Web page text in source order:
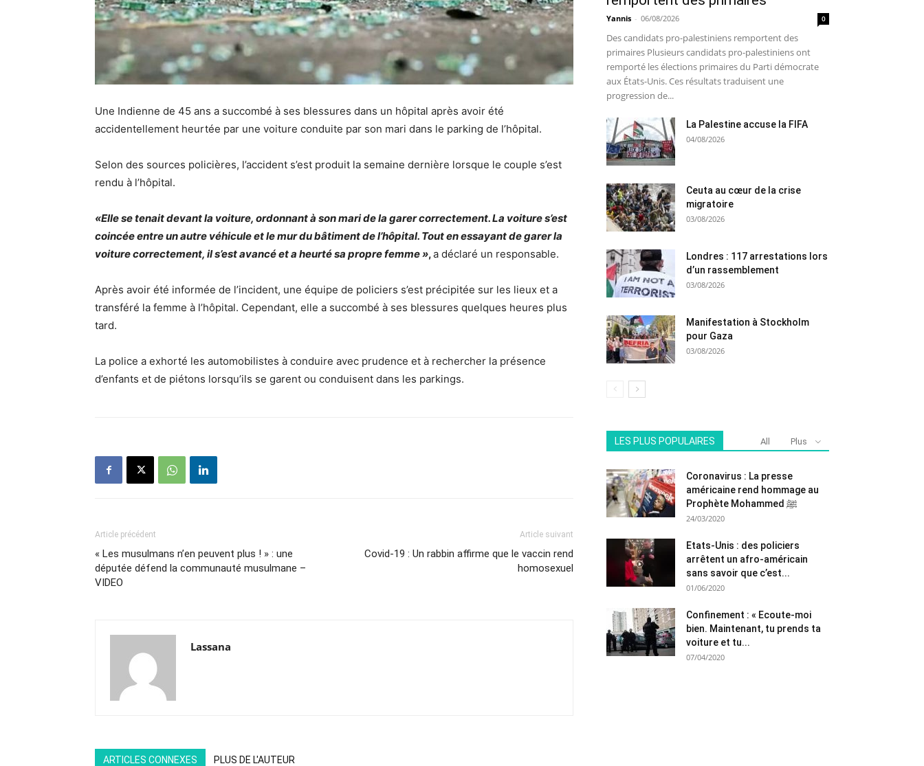
Une Indienne de 45 ans a succombé à ses blessures dans un hôpital après avoir été
accidentellement heurtée par une voiture conduite par son mari dans le parking de l’hôpital.
Selon des sources policières, l’accident s’est produit la semaine dernière lorsque le couple s’est
rendu à l’hôpital.
«Elle se tenait devant la voiture, ordonnant à son mari de la garer correctement. La voiture s’est
coincée entre un autre véhicule et le mur du bâtiment de l’hôpital. Tout en essayant de garer la
voiture correctement, il s’est avancé et a heurté sa propre femme »,a déclaré un responsable.
Après avoir été informée de l’incident, une équipe de policiers s’est précipitée sur les lieux et a
transféré la femme à l’hôpital. Cependant, elle a succombé à ses blessures quelques heures plus
tard.
La police a exhorté les automobilistes à conduire avec prudence et à rechercher la présence
d’enfants et de piétons lorsqu’ils se garent ou conduisent dans les parkings.
Article précédent
« Les musulmans n’en peuvent plus ! » : une
députée défend la communauté musulmane –
VIDEO
Article suivant
Covid-19 : Un rabbin affirme que le vaccin rend
homosexuel
Lassana
ARTICLES CONNEXES PLUS DE L'AUTEUR
Yannis - 06/08/2026 0
Des candidats pro-palestiniens remportent des
primaires Plusieurs candidats pro-palestiniens ont
remporté les élections primaires du Parti démocrate
aux États-Unis. Ces résultats traduisent une
progression de...
La Palestine accuse la FIFA
04/08/2026
Ceuta au cœur de la crise
migratoire
03/08/2026
Londres : 117 arrestations lors
d’un rassemblement
03/08/2026
Manifestation à Stockholm
pour Gaza
03/08/2026
LES PLUS POPULAIRES All Plus
Coronavirus : La presse
américaine rend hommage au
Prophète Mohammed ﷺ
24/03/2020
Etats-Unis : des policiers
arrêtent un afro-américain
sans savoir que c’est...
01/06/2020
Confinement : « Ecoute-moi
bien. Maintenant, tu prends ta
voiture et tu...
07/04/2020